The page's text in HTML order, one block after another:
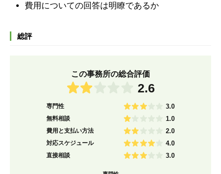
費用についての回答は明瞭であるか
総評
この事務所の総合評価
2.6
専門性 3.0
無料相談 1.0
費用と支払い方法 2.0
対応スケジュール 4.0
直接相談 3.0